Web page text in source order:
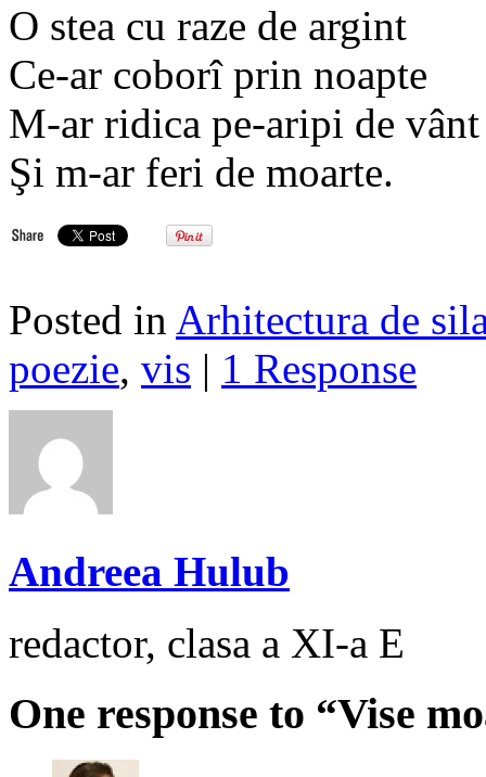
O stea cu raze de argint
Ce-ar coborî prin noapte
M-ar ridica pe-aripi de vânt
Şi m-ar feri de moarte.
Posted in Arhitectura de
poezie, vis | 1 Response
Andreea Hulub
redactor, clasa a XI-a E
One response to “Vise